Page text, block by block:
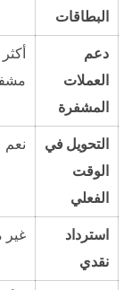
البطاقات
دعم
العملات
المشفرة
التحويل في
الوقت
الفعلي
نعم
استرداد
نقدي
غير